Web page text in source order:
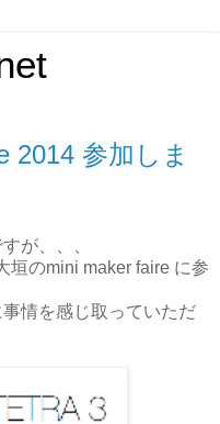
2014 参加しま
が、、、
垣のmini maker faire に参
情を感じ取っていただ